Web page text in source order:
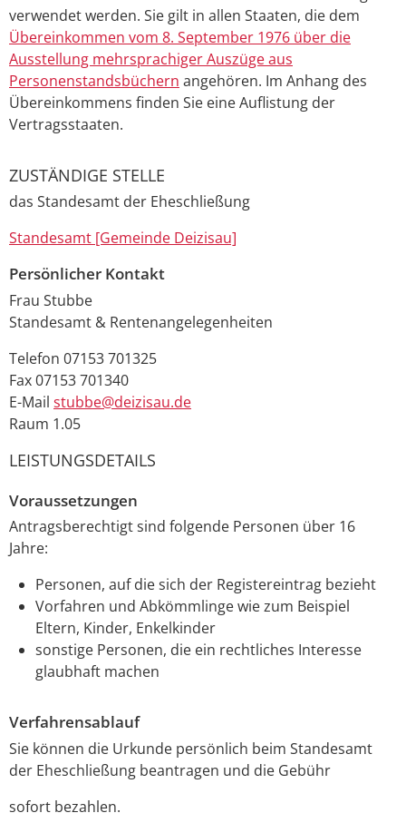
verwendet werden. Sie gilt in allen Staaten, die dem
Übereinkommen vom 8. September 1976 über die
Ausstellung mehrsprachiger Auszüge aus
Personenstandsbüchern angehören. Im Anhang des
Übereinkommens finden Sie eine Auflistung der
Vertragsstaaten.
ZUSTÄNDIGE STELLE
das Standesamt der Eheschließung
Standesamt [Gemeinde Deizisau]
Persönlicher Kontakt
Frau Stubbe
Standesamt & Rentenangelegenheiten
Telefon 07153 701325
Fax07153 701340
E-Mail stubbe@deizisau.de
Raum 1.05
LEISTUNGSDETAILS
Voraussetzungen
Antragsberechtigt sind folgende Personen über 16
Jahre:
Personen, auf die sich der Registereintrag bezieht
Vorfahren und Abkömmlinge wie zum Beispiel
Eltern, Kinder, Enkelkinder
sonstige Personen, die ein rechtliches Interesse
glaubhaft machen
Verfahrensablauf
Sie können die Urkunde persönlich beim Standesamt
der Eheschließung beantragen und die Gebühr
sofort bezahlen.